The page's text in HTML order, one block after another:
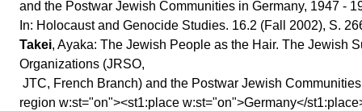
and the Postwar Jewish Communities in Germany, 1947 -
In: Holocaust and Genocide Studies. 16.2 (Fall 2002), S.
Takei, Ayaka: The Jewish People as the Hair. The Jewish
Organizations (JRSO,
JTC, French Branch) and the Postwar Jewish
region w:st="on"><st1:place w:st="on">Germany</